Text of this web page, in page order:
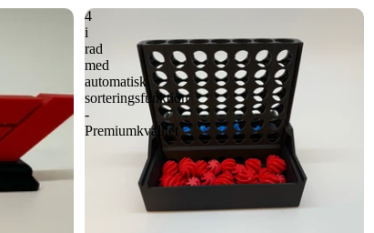
4
i
rad
med
automatisk
sorteringsfunktion
-
Premiumkvalitet